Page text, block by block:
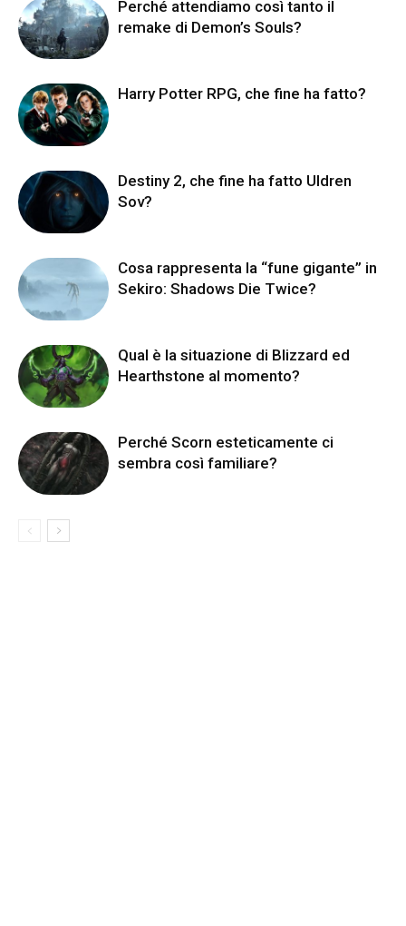
Perché attendiamo così tanto il
remake di Demon’s Souls?
Harry Potter RPG, che fine ha fatto?
Destiny 2, che fine ha fatto Uldren
Sov?
Cosa rappresenta la “fune gigante” in
Sekiro: Shadows Die Twice?
Qual è la situazione di Blizzard ed
Hearthstone al momento?
Perché Scorn esteticamente ci
sembra così familiare?